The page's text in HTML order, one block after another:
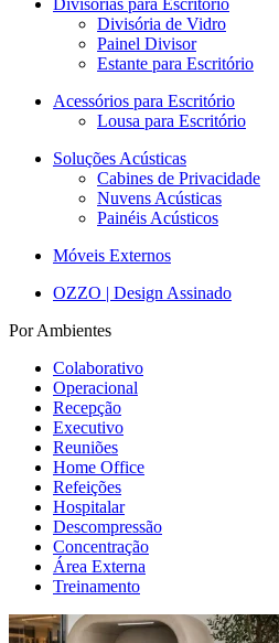
Divisórias para Escritório
Divisória de Vidro
Painel Divisor
Estante para Escritório
Acessórios para Escritório
Lousa para Escritório
Soluções Acústicas
Cabines de Privacidade
Nuvens Acústicas
Painéis Acústicos
Móveis Externos
OZZO | Design Assinado
Por Ambientes
Colaborativo
Operacional
Recepção
Executivo
Reuniões
Home Office
Refeições
Hospitalar
Descompressão
Concentração
Área Externa
Treinamento